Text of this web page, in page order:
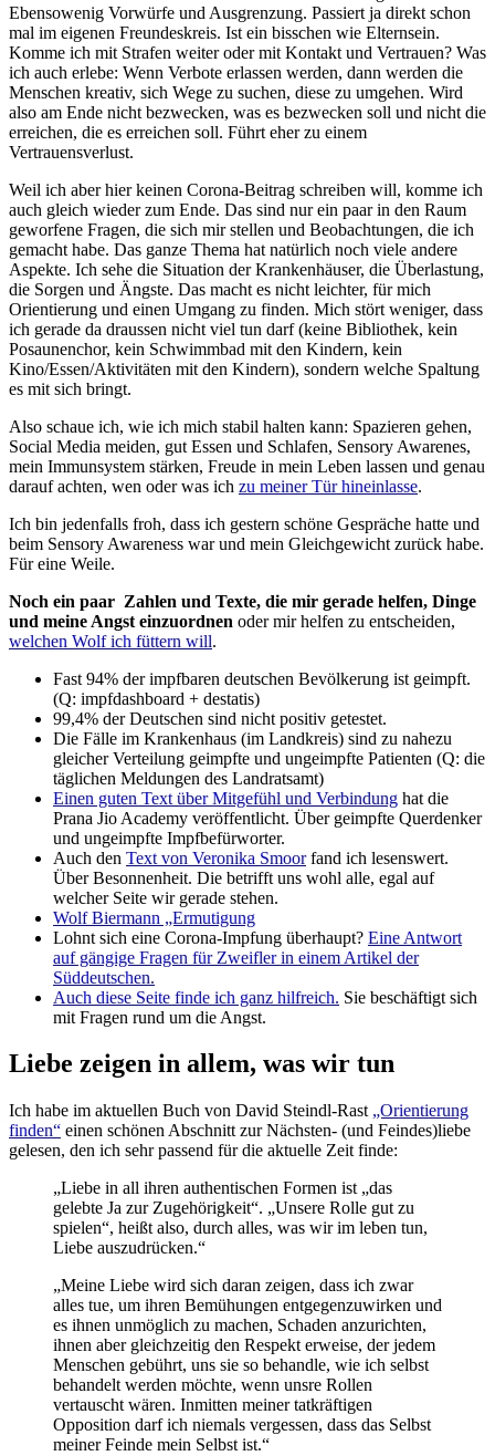
Ebensowenig Vorwürfe und Ausgrenzung. Passiert ja direkt schon
mal im eigenen Freundeskreis. Ist ein bisschen wie Elternsein.
Komme ich mit Strafen weiter oder mit Kontakt und Vertrauen? Was
ich auch erlebe: Wenn Verbote erlassen werden, dann werden die
Menschen kreativ, sich Wege zu suchen, diese zu umgehen. Wird
also am Ende nicht bezwecken, was es bezwecken soll und nicht die
erreichen, die es erreichen soll. Führt eher zu einem
Vertrauensverlust.
Weil ich aber hier keinen Corona-Beitrag schreiben will, komme ich
auch gleich wieder zum Ende. Das sind nur ein paar in den Raum
geworfene Fragen, die sich mir stellen und Beobachtungen, die ich
gemacht habe. Das ganze Thema hat natürlich noch viele andere
Aspekte. Ich sehe die Situation der Krankenhäuser, die Überlastung,
die Sorgen und Ängste. Das macht es nicht leichter, für mich
Orientierung und einen Umgang zu finden. Mich stört weniger, dass
ich gerade da draussen nicht viel tun darf (keine Bibliothek, kein
Posaunenchor, kein Schwimmbad mit den Kindern, kein
Kino/Essen/Aktivitäten mit den Kindern), sondern welche Spaltung
es mit sich bringt.
Also schaue ich, wie ich mich stabil halten kann: Spazieren gehen,
Social Media meiden, gut Essen und Schlafen, Sensory Awarenes,
mein Immunsystem stärken, Freude in mein Leben lassen und genau
darauf achten, wen oder was ich zu meiner Tür hineinlasse.
Ich bin jedenfalls froh, dass ich gestern schöne Gespräche hatte und
beim Sensory Awareness war und mein Gleichgewicht zurück habe.
Für eine Weile.
Noch ein paar Zahlen und Texte, die mir gerade helfen, Dinge
und meine Angst einzuordnen oder mir helfen zu entscheiden,
welchen Wolf ich füttern will.
Fast 94% der impfbaren deutschen Bevölkerung ist geimpft.
(Q: impfdashboard + destatis)
99,4% der Deutschen sind nicht positiv getestet.
Die Fälle im Krankenhaus (im Landkreis) sind zu nahezu
gleicher Verteilung geimpfte und ungeimpfte Patienten (Q: die
täglichen Meldungen des Landratsamt)
Einen guten Text über Mitgefühl und Verbindung hat die
Prana Jio Academy veröffentlicht. Über geimpfte Querdenker
und ungeimpfte Impfbefürworter.
Auch den Text von Veronika Smoorfand ich lesenswert.
Über Besonnenheit. Die betrifft uns wohl alle, egal auf
welcher Seite wir gerade stehen.
Wolf Biermann „Ermutigung
Lohnt sich eine Corona-Impfung überhaupt? Eine Antwort
auf gängige Fragen für Zweifler in einem Artikel der
Süddeutschen.
Auch diese Seite finde ich ganz hilfreich. Sie beschäftigt sich
mit Fragen rund um die Angst.
Liebe zeigen in allem, was wir tun
Ich habe im aktuellen Buch von David Steindl-Rast „Orientierung
finden“ einen schönen Abschnitt zur Nächsten- (und Feindes)liebe
gelesen, den ich sehr passend für die aktuelle Zeit finde:
„Liebe in all ihren authentischen Formen ist „das
gelebte Ja zur Zugehörigkeit“. „Unsere Rolle gut zu
spielen“, heißt also, durch alles, was wir im leben tun,
Liebe auszudrücken.“
„Meine Liebe wird sich daran zeigen, dass ich zwar
alles tue, um ihren Bemühungen entgegenzuwirken und
es ihnen unmöglich zu machen, Schaden anzurichten,
ihnen aber gleichzeitig den Respekt erweise, der jedem
Menschen gebührt, uns sie so behandle, wie ich selbst
behandelt werden möchte, wenn unsre Rollen
vertauscht wären. Inmitten meiner tatkräftigen
Opposition darf ich niemals vergessen, dass das Selbst
meiner Feinde mein Selbst ist.“